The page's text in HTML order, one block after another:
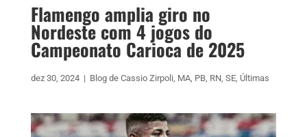
Flamengo amplia giro no
Nordeste com 4 jogos do
Campeonato Carioca de 2025
dez 30, 2024 | Blog de Cassio Zirpoli, MA, PB, RN, SE, Últimas